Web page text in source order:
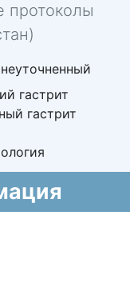
протоколы
гастрит
гастрит